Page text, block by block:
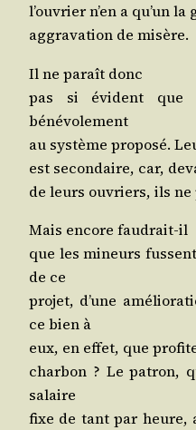
l’ou­vrier n’en a qu’un
aggra­va­tion de misère.
Il ne paraît donc
pas si évident que
bénévolement
au sys­tème pro­po­sé.
est secon­daire, car,
de leurs ouvriers, ils
Mais encore faudrait-il
que les mineurs
de ce
pro­jet, d’une
ce bien à
eux, en effet, que
char­bon ? Le patron,
salaire
fixe de tant par heure,